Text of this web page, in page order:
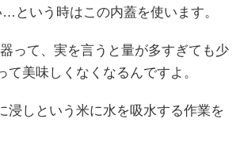
という時はこの内蓋を使います。
って、実を言うと量が多すぎても少
て美味しくなくなるんですよ。
浸しという米に水を吸水する作業を